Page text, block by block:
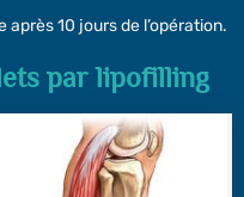
10 jours de l’opération.
par lipofilling